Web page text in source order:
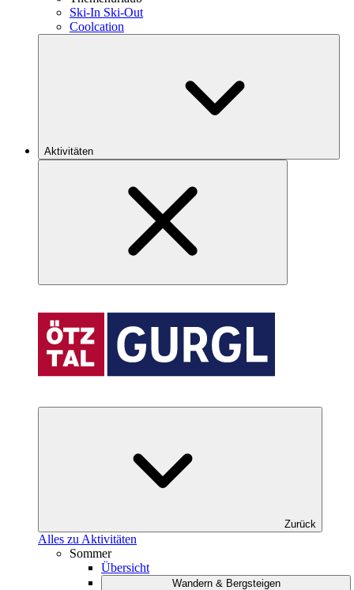
Ski-In Ski-Out
Coolcation
Aktivitäten
Zurück
Alles zu Aktivitäten
Sommer
Übersicht
Wandern & Bergsteigen